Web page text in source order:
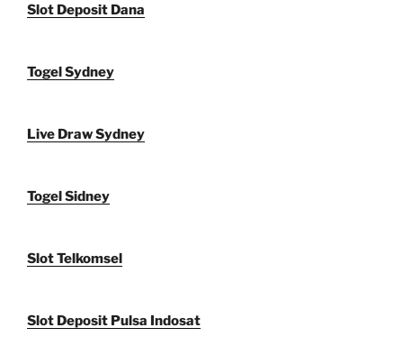
Slot Deposit Dana
Togel Sydney
Live Draw Sydney
Togel Sidney
Slot Telkomsel
Slot Deposit Pulsa Indosat